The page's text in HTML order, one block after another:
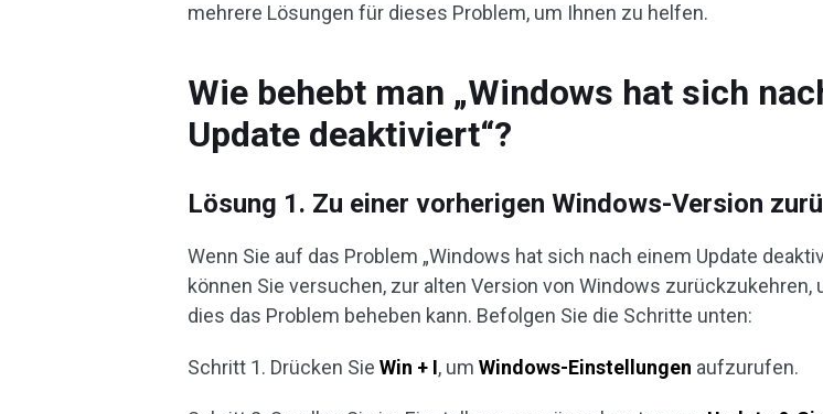
mehrere Lösungen für dieses Problem, um Ihnen zu helfen.
Wie behebt man „Windows hat sich
Update deaktiviert“?
Lösung 1. Zu einer vorherigen Windows-Version
Wenn Sie auf das Problem „Windows hat sich nach einem Update
können Sie versuchen, zur alten Version von Windows zurückzukehren,
dies das Problem beheben kann. Befolgen Sie die Schritte unten:
Schritt 1. Drücken SieWin + I, umWindows-Einstellungen aufzurufen.